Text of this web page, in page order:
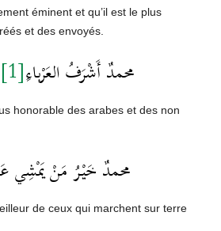
éminent et qu’il est le plus
et des envoyés.
محمدٌ أَشْرَفُ العَرْباءِ[1]
honorable des arabes et des non
محمدٌ خَيْرُ مَنْ يَمْشِي
de ceux qui marchent sur terre